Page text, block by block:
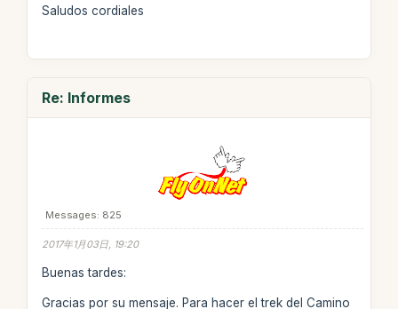
Saludos cordiales
Re: Informes
Messages: 825
2017年1月03日, 19:20
Buenas tardes:
Gracias por su mensaje. Para hacer el trek del Camino